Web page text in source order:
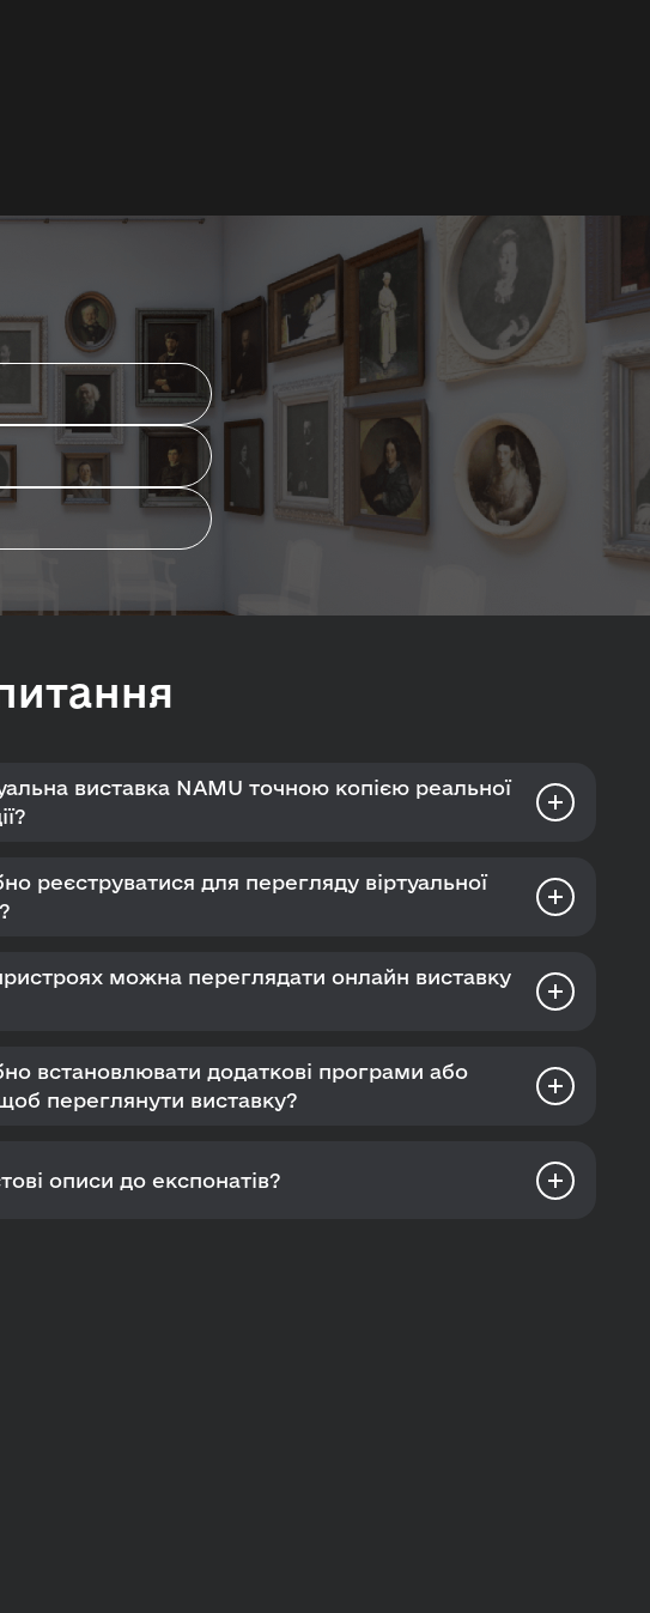
виставка NAMU точною копією реальної
реєструватися для перегляду віртуальної
можна переглядати онлайн виставку
встановлювати додаткові програми або
переглянути виставку?
описи до експонатів?